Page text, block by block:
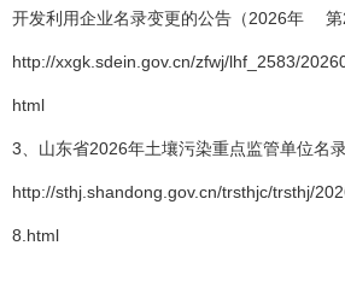
开发利用企业名录变更的公告（2026年 第
http://xxgk.sdein.gov.cn/zfwj/lhf_2583/
html
3、山东省2026年土壤污染重点监管单位名
http://sthj.shandong.gov.cn/trsthjc/trsthj/
8.html